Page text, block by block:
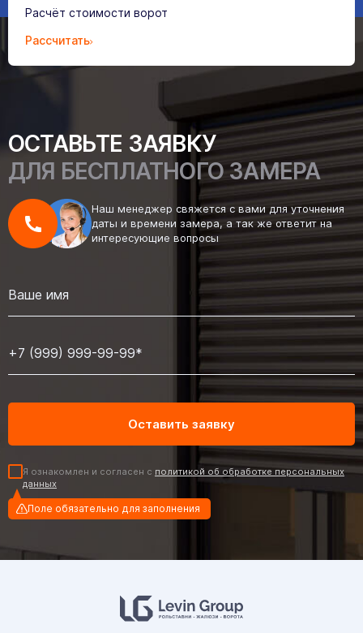
Расчёт стоимости ворот
Рассчитать
ОСТАВЬТЕ ЗАЯВКУ
ДЛЯ БЕСПЛАТНОГО ЗАМЕРА
Наш менеджер свяжется с вами для уточнения
даты и времени замера, а так же ответит на
интересующие вопросы
Я ознакомлен и согласен с политикой об обработке персональных
данных
Поле обязательно для заполнения